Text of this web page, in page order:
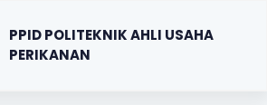
PPID POLITEKNIK AHLI USAHA
PERIKANAN